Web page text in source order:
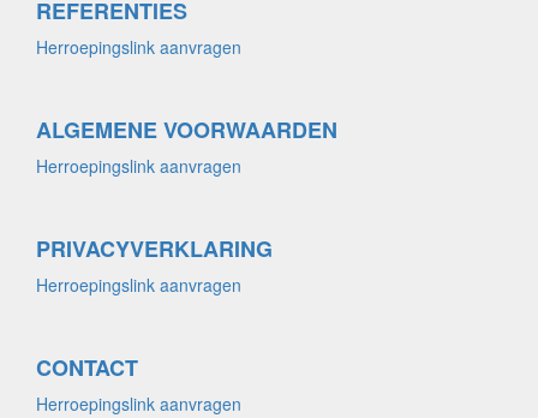
REFERENTIES
Herroepingslink aanvragen
ALGEMENE VOORWAARDEN
Herroepingslink aanvragen
PRIVACYVERKLARING
Herroepingslink aanvragen
CONTACT
Herroepingslink aanvragen